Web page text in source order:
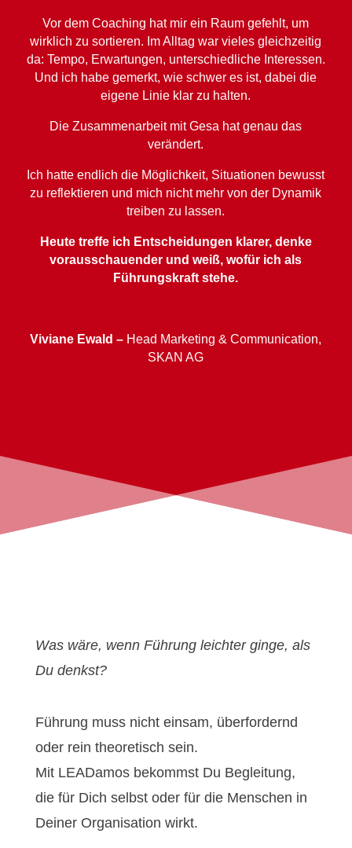
Vor dem Coaching hat mir ein Raum gefehlt, um
wirklich zu sortieren. Im Alltag war vieles gleichzeitig
da: Tempo, Erwartungen, unterschiedliche Interessen.
Und ich habe gemerkt, wie schwer es ist, dabei die
eigene Linie klar zu halten.
Die Zusammenarbeit mit Gesa hat genau das
verändert.
Ich hatte endlich die Möglichkeit, Situationen bewusst
zu reflektieren und mich nicht mehr von der Dynamik
treiben zu lassen.
Heute treffe ich Entscheidungen klarer, denke
vorausschauender und weiß, wofür ich als
Führungskraft stehe.
Viviane Ewald – Head Marketing & Communication,
SKAN AG
Was wäre, wenn Führung leichter ginge, als
Du denkst?
Führung muss nicht einsam, überfordernd
oder rein theoretisch sein.
Mit LEADamos bekommst Du Begleitung,
die für Dich selbst oder für die Menschen in
Deiner Organisation wirkt.